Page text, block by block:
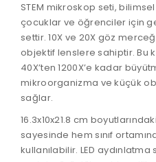
STEM mikroskop seti,
çocuklar ve öğrenciler için
settir. 10X ve 20X göz
objektif lenslere sahiptir. Bu
40X’ten 1200X’e kadar
mikroorganizma ve küçük
sağlar.
16.3x10x21.8 cm
sayesinde hem sınıf
kullanılabilir. LED